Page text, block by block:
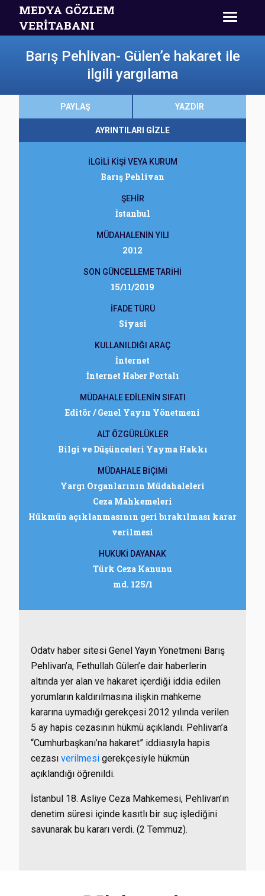
MEDYA GÖZLEM
VERİTABANI
Barış Pehlivan- Gülen’e hakaret ile
ilgili yargılama
PAYLAŞ YAZDIR
AYRINTILARI GİZLE
İLGİLİ KİŞİ VEYA KURUM
Barış Pehlivan
ŞEHİR
İstanbul
MÜDAHALENİN YILI
2012
SON GÜNCELLEME TARİHİ
15/11/2019
İFADE TÜRÜ
Siyasi
KULLANILDIĞI ARAÇ
İnternet
İnternet Haber Portalı
MÜDAHALE EDİLENİN SIFATI
Editör / Genel Yayın Yönetmeni
ALT ÖZGÜRLÜKLER
Bilgi ve Düşünceleri Yayma Hakkı
MÜDAHALE BİÇİMİ
Yargı Organlarının Müdahaleleri
Ceza Mahkemeleri
Hükmün açıklanmasının geri bırakılması karar
verilmesi
HUKUKİ DAYANAK
Türk Ceza Kanunu
md. 125/1
Odatv haber sitesi Genel Yayın Yönetmeni Barış
Pehlivan’a, Fethullah Gülen’e dair haberlerin
altında yer alan ve hakaret içerdiği iddia edilen
yorumların kaldırılmasına ilişkin mahkeme
kararına uymadığı gerekçesi 2012 yılında verilen
5 ay hapis cezasının hükmü açıklandı. Pehlivan’a
“Cumhurbaşkanı’na hakaret” iddiasıyla hapis
cezası verilmesi gerekçesiyle hükmün
açıklandığı öğrenildi.
İstanbul 18. Asliye Ceza Mahkemesi, Pehlivan’ın
denetim süresi içinde kasıtlı bir suç işlediğini
savunarak bu kararı verdi. (2 Temmuz).